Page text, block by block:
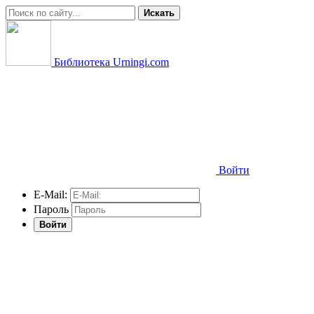
Искать
Библиотека Urningi.com
Войти
E-Mail:
Пароль
Войти